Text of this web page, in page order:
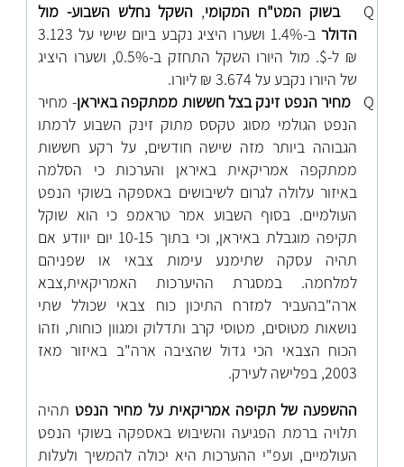
Q
בשוק המט"ח המקומי, השקל נחלש השבוע- מול
הדולר
ב-1.4% ושערו היציג נקבע ביום שישי על 3.123
₪ ל-$. מול היורו השקל התחזק ב-0.5%, ושערו היציג
של היורו נקבע על 3.674 ₪ ליורו.
Q
מחיר הנפט זינק בצל חששות ממתקפה באיראן- מחיר
הנפט הגולמי מסוג טקסס מתוק זינק השבוע לרמתו
הגבוהה ביותר מזה שישה חודשים, על רקע חששות
ממתקפה אמריקאית באיראן והערכות כי הסלמה
באיזור עלולה לגרום לשיבושים באספקה בשוקי הנפט
העולמיים. בסוף השבוע אמר טראמפ כי הוא שוקל
תקיפה מוגבלת באיראן, וכי בתוך 10-15 יום יוודע אם
תהיה עסקה שתימנע עימות צבאי או שפניהם
למלחמה. במסגרת ההיערכות האמריקאית,צבא
ארה"בהעביר למזרח התיכון כוח צבאי שכולל שתי
נושאות מטוסים, מטוסי קרב ותדלוק ומגוון כוחות, וזהו
הכוח הצבאי הכי גדול שהציבה ארה"ב באיזור מאז
2003, בפלישה לעירק.
ההשפעה של תקיפה אמריקאית על מחיר הנפט תהיה
תלויה ברמת הפגיעה והשיבוש באספקה בשוקי הנפט
העולמיים, ועפ"י ההערכות היא יכולה להמשיך ולעלות